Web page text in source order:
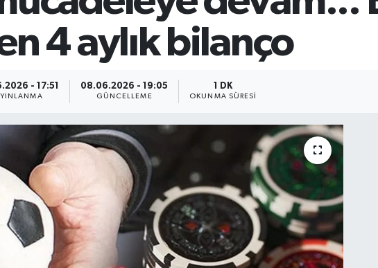
4 aylık bilanço
- 17:51 08.06.2026 - 19:05
GÜNCELLEME
1 DK
OKUNMA SÜRESI